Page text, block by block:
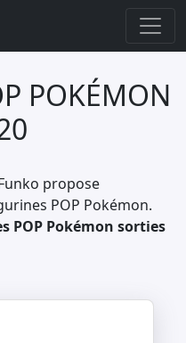
POKÉMON
propose
POP Pokémon.
POP Pokémon sorties